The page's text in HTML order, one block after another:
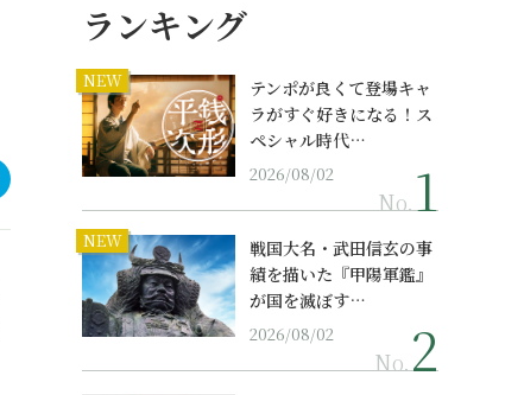
ランキング
NEW
テンポが良くて登場キャ
ラがすぐ好きになる！ス
ペシャル時代…
2026/08/02
No.
NEW
戦国大名・武田信玄の事
績を描いた『甲陽軍鑑』
が国を滅ぼす…
2026/08/02
No.